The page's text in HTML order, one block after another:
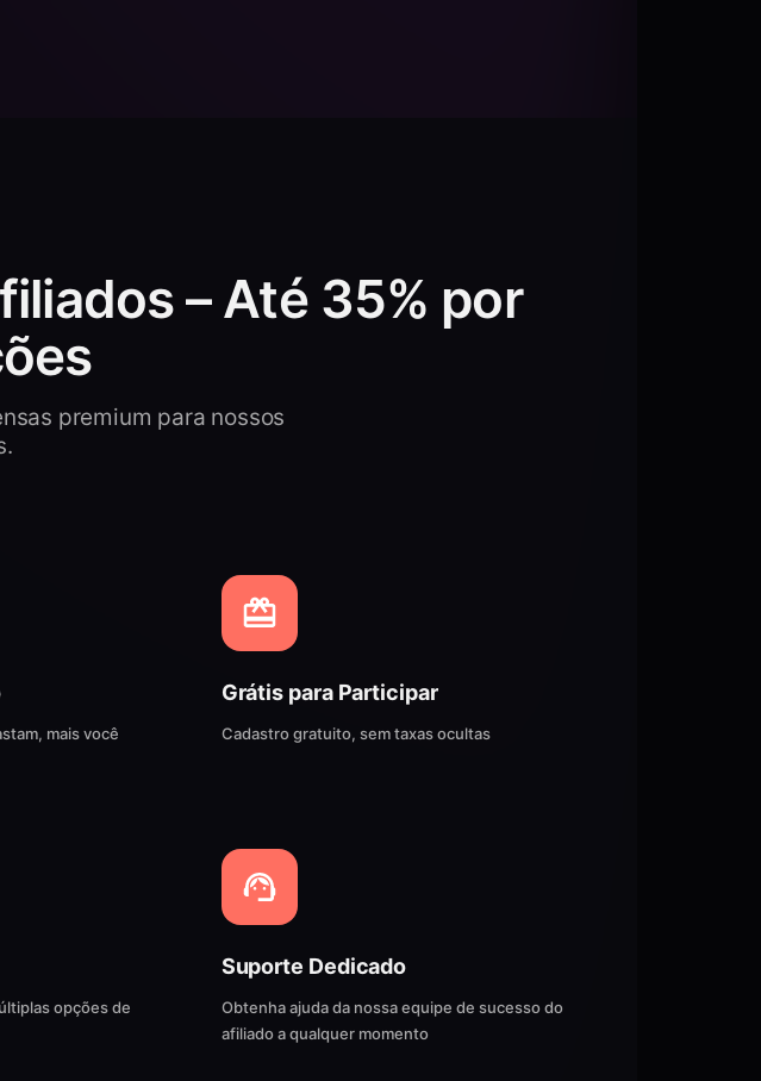
– Até 35% por
premium para nossos
mais você
Grátis para Participar
Cadastro gratuito, sem taxas ocultas
opções de
Suporte Dedicado
Obtenha ajuda da nossa equipe de sucesso do
afiliado a qualquer momento